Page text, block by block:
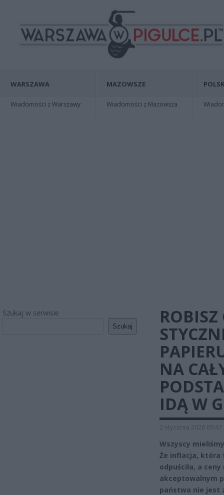
WARSZAWA
Wiadomości z Warszawy
MAZOWSZE
Wiadomości z Mazowsza
Szukaj w serwisie
Szukaj
NA
IDĄ W
2 stycznia 2026 09:47
Wszyscy
Że inflacja, która
odpuściła, a
akceptowalnym
państwa nie jest